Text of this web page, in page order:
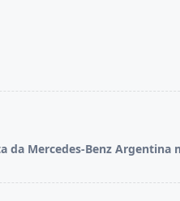
da Mercedes-Benz Argentina